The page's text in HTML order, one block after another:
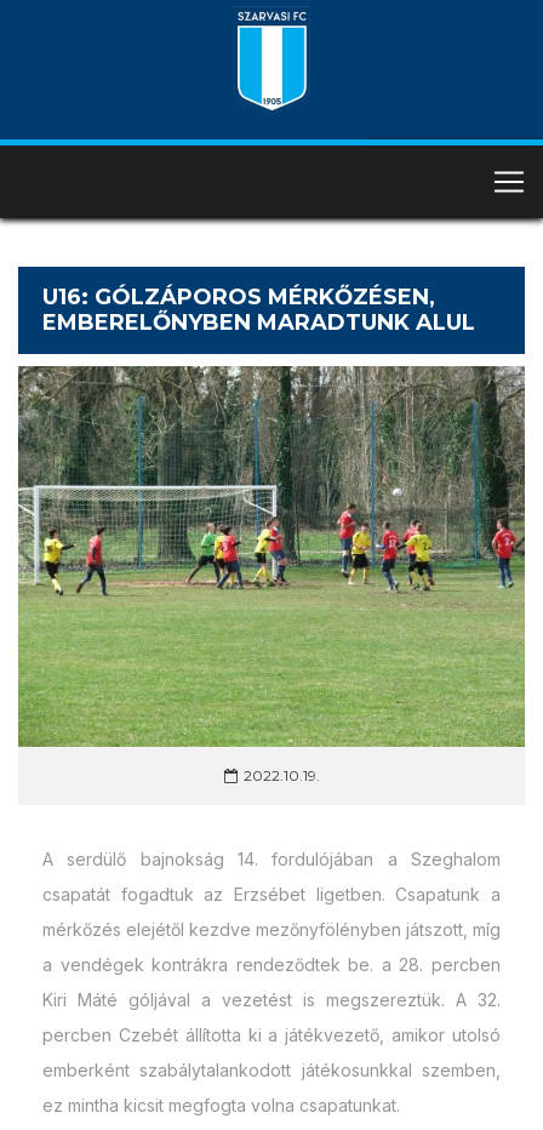
U16: GÓLZÁPOROS MÉRKŐZÉSEN,
EMBERELŐNYBEN MARADTUNK ALUL
2022.10.19.
A serdülő bajnokság 14. fordulójában a Szeghalom
csapatát fogadtuk az Erzsébet ligetben. Csapatunk a
mérkőzés elejétől kezdve mezőnyfölényben játszott, míg
a vendégek kontrákra rendeződtek be. a 28. percben
Kiri Máté góljával a vezetést is megszereztük. A 32.
percben Czebét állította ki a játékvezető, amikor utolsó
emberként szabálytalankodott játékosunkkal szemben,
ez mintha kicsit megfogta volna csapatunkat.